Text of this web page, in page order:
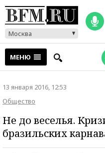
Москва
МЕНЮ
13 января 2016, 12:53
Общество
Не до веселья.
бразильских